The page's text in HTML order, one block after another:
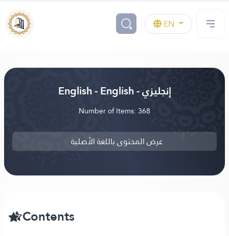
EN
English - English - إنجليزي
Number of Items: 368
عرض المحتوى باللغة الأصلية
Contents